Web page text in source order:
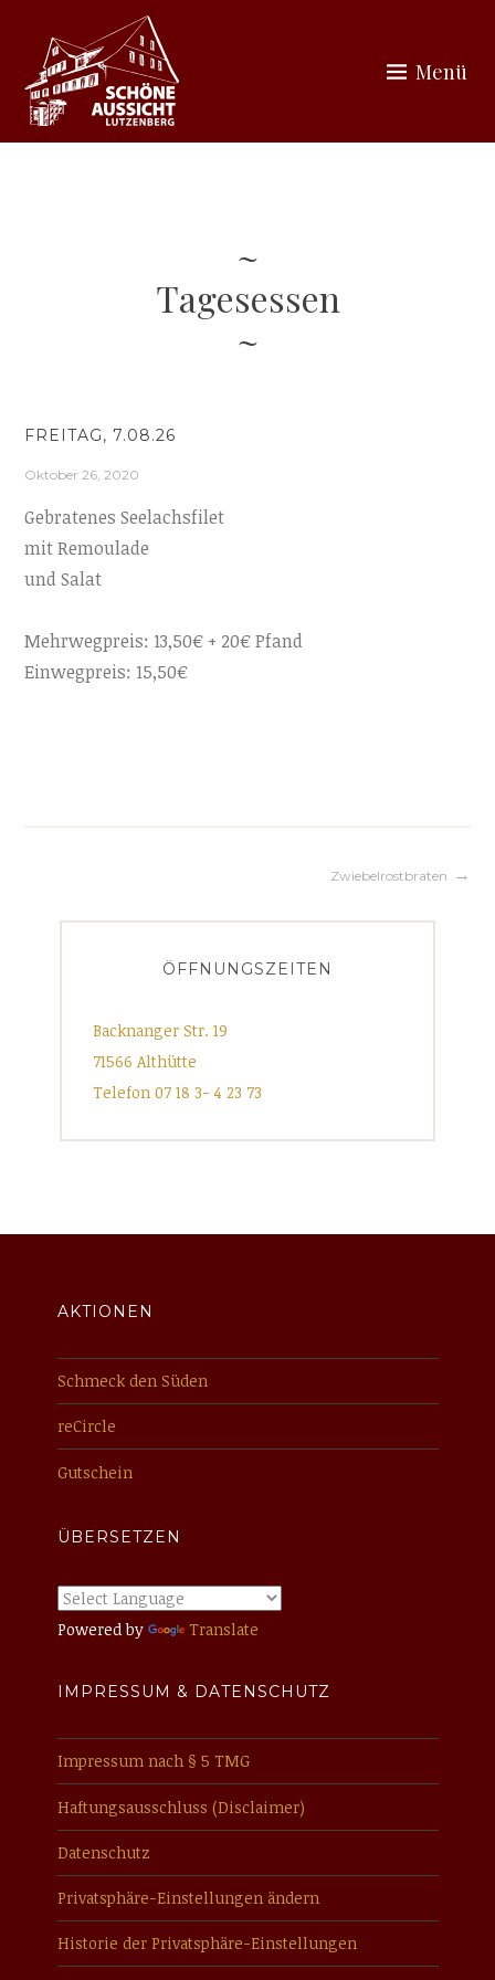
Inhalt
springen
Menü
Tagesessen
FREITAG, 7.08.26
Oktober 26, 2020
Gebratenes Seelachsfilet
mit Remoulade
und Salat
Mehrwegpreis: 13,50€ + 20€ Pfand
Einwegpreis: 15,50€
Zwiebelrostbraten
ÖFFNUNGSZEITEN
Backnanger Str. 19
71566 Althütte
Telefon 07 18 3- 4 23 73
AKTIONEN
Schmeck den Süden
reCircle
Gutschein
ÜBERSETZEN
Powered by Translate
IMPRESSUM & DATENSCHUTZ
Impressum nach § 5 TMG
Haftungsausschluss (Disclaimer)
Datenschutz
Privatsphäre-Einstellungen ändern
Historie der Privatsphäre-Einstellungen